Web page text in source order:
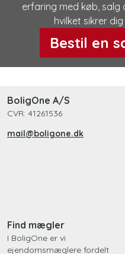
erfaring med køb, salg
hvilket sikrer
Bestil en
BoligOne A/S
CVR: 41261536
mail@boligone.dk
Find mægler
I BoligOne er vi
ejendomsmæglere fordelt